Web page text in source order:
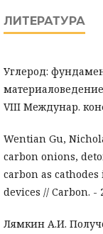
ЛИТЕРАТУРА
Углерод:
VIII Междунар.
Wentian Gu,
carbon onions,
carbon as
devices // Carbon. -
Лямкин А.И.